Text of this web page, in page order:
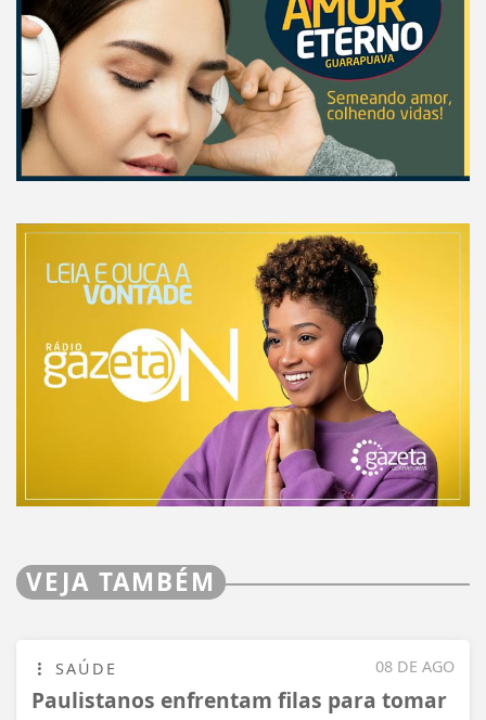
VEJA TAMBÉM
08 DE AGO
SAÚDE
Paulistanos enfrentam filas para tomar